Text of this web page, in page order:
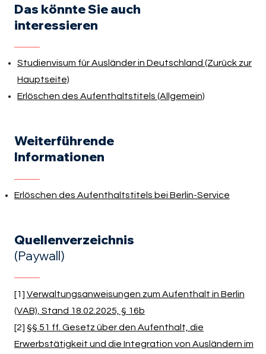
Das könnte Sie auch
interessieren
Studienvisum für Ausländer in Deutschland (Zurück zur
Hauptseite)
Erlöschen des Aufenthaltstitels (Allgemein)
Weiterführende
Informationen
Erlöschen des Aufenthaltstitels bei Berlin-Service
Quellenverzeichnis
(Paywall)
[1] Verwaltungsanweisungen zum Aufenthalt in Berlin
(VAB), Stand 18.02.2025, § 16b
[2] §§ 51 ff. Gesetz über den Aufenthalt, die
Erwerbstätigkeit und die Integration von Ausländern im